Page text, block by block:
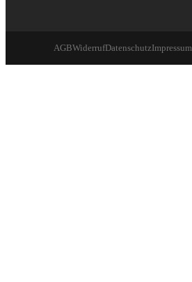
AGBWiderrufDatenschutzImpressum